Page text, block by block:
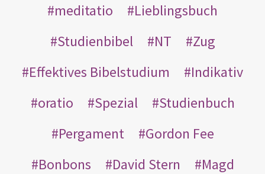
meditatio
Lieblingsbuch
Studienbibel
NT
Zug
Effektives Bibelstudium
Indikativ
oratio
Spezial
Studienbuch
Pergament
Gordon Fee
Bonbons
David Stern
Magd